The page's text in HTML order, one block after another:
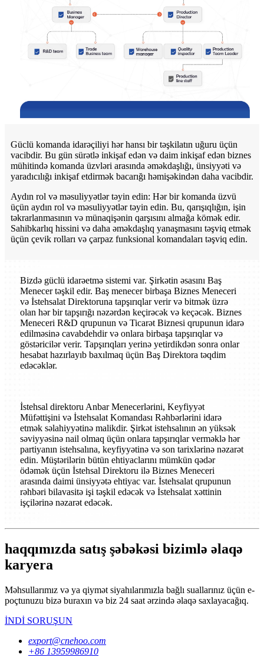
Güclü komanda idarəçiliyi hər hansı bir təşkilatın uğuru üçün
vacibdir. Bu gün sürətlə inkişaf edən və daim inkişaf edən biznes
mühitində komanda üzvləri arasında əməkdaşlığı, ünsiyyəti və
yaradıcılığı inkişaf etdirmək bacarığı həmişəkindən daha vacibdir.
Aydın rol və məsuliyyətlər təyin edin: Hər bir komanda üzvü
üçün aydın rol və məsuliyyətlər təyin edin. Bu, qarışıqlığın, işin
təkrarlanmasının və münaqişənin qarşısını almağa kömək edir.
Sahibkarlıq hissini və daha əməkdaşlıq yanaşmasını təşviq etmək
üçün çevik rolları və çarpaz funksional komandaları təşviq edin.
Bizdə güclü idarəetmə sistemi var. Şirkətin əsasını Baş
Menecer təşkil edir. Baş menecer birbaşa Biznes Meneceri
və İstehsalat Direktoruna tapşırıqlar verir və bitmək üzrə
olan hər bir tapşırığı nəzərdən keçirəcək və keçəcək. Biznes
Meneceri R&D qrupunun və Ticarət Biznesi qrupunun idarə
edilməsinə cavabdehdir və onlara birbaşa tapşırıqlar və
göstəricilər verir. Tapşırıqları yerinə yetirdikdən sonra onlar
hesabat hazırlayıb baxılmaq üçün Baş Direktora təqdim
edəcəklər.
İstehsal direktoru Anbar Menecerlərini, Keyfiyyət
Müfəttişini və İstehsalat Komandası Rəhbərlərini idarə
etmək səlahiyyətinə malikdir. Şirkət istehsalının ən yüksək
səviyyəsinə nail olmaq üçün onlara tapşırıqlar verməklə hər
partiyanın istehsalına, keyfiyyətinə və son tarixlərinə nəzarət
edin. Müştərilərin bütün ehtiyaclarını mümkün qədər
ödəmək üçün İstehsal Direktoru ilə Biznes Meneceri
arasında daimi ünsiyyətə ehtiyac var. İstehsalat qrupunun
rəhbəri bilavasitə işi təşkil edəcək və İstehsalat xəttinin
işçilərinə nəzarət edəcək.
haqqımızda satış şəbəkəsi bizimlə əlaqə
karyera
Məhsullarımız və ya qiymət siyahılarımızla bağlı suallarınız üçün e-
poçtunuzu bizə buraxın və biz 24 saat ərzində əlaqə saxlayacağıq.
İNDİ SORUŞUN
export@cnehoo.com
+86 13959986910